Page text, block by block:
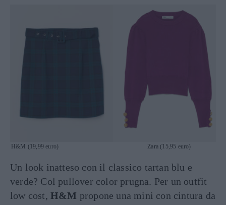
H&M (19,99 euro) Zara (15,95 euro)
Un look inatteso con il classico tartan blu e
verde? Col pullover color prugna. Per un outfit
low cost, H&M propone una mini con cintura da